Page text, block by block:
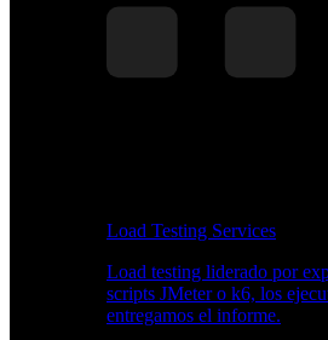
Load Testing Services
Load testing liderado por
scripts JMeter o k6, los
entregamos el informe.